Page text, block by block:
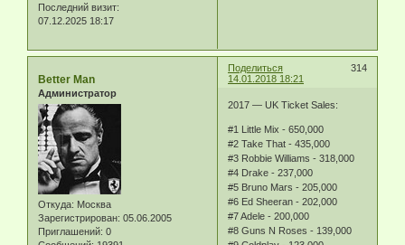
Последний визит:
07.12.2025 18:17
Поделиться
314
14.01.2018 18:21
Better Man
Администратор
Откуда: Москва
Зарегистрирован: 05.06.2005
Приглашений: 0
2017 — UK Ticket Sales:
#1 Little Mix - 650,000
#2 Take That - 435,000
#3 Robbie Williams - 318,000
#4 Drake - 237,000
#5 Bruno Mars - 205,000
#6 Ed Sheeran - 202,000
#7 Adele - 200,000
#8 Guns N Roses - 139,000